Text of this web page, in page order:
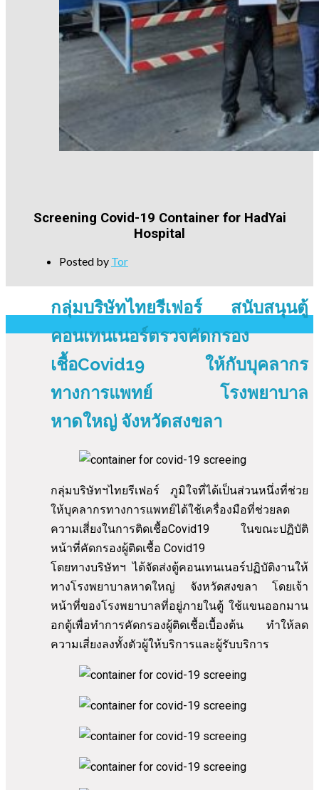
Screening Covid-19 Container for HadYai
Hospital
Posted by Tor
กลุ่มบริษัทไทยรีเฟอร์ สนับสนุนตู้
คอนเทนเนอร์ตรวจคัดกรอง
เชื้อCovid19 ให้กับบุคลากร
ทางการแพทย์ โรงพยาบาล
หาดใหญ่ จังหวัดสงขลา
กลุ่มบริษัทฯไทยรีเฟอร์ ภูมิใจที่ได้เป็นส่วนหนึ่งที่ช่วย
ให้บุคลากรทางการแพทย์ได้ใช้เครื่องมือที่ช่วยลด
ความเสี่ยงในการติดเชื้อCovid19 ในขณะปฏิบัติ
หน้าที่คัดกรองผู้ติดเชื้อ Covid19
โดยทางบริษัทฯ ได้จัดส่งตู้คอนเทนเนอร์ปฏิบัติงานให้
ทางโรงพยาบาลหาดใหญ่ จังหวัดสงขลา โดยเจ้า
หน้าที่ของโรงพยาบาลที่อยู่ภายในตู้ ใช้แขนออกมาน
อกตู้เพื่อทำการคัดกรองผู้ติดเชื้อเบื้องต้น ทำให้ลด
ความเสี่ยงลงทั้งตัวผู้ให้บริการและผู้รับบริการ